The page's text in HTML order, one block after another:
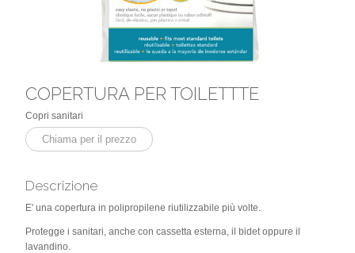
COPERTURA PER TOILETTTE
Copri sanitari
Chiama per il prezzo
Descrizione
E' una copertura in polipropilene riutilizzabile più volte.
Protegge i sanitari, anche con cassetta esterna, il bidet oppure il
lavandino.